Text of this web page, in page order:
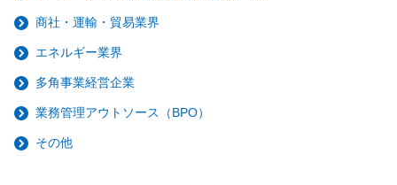
商社・運輸・貿易業界
エネルギー業界
多角事業経営企業
業務管理アウトソース（BPO）
その他